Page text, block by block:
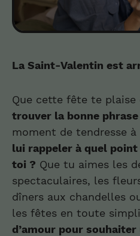
La Saint-Valentin est
Que cette fête te
trouver la bonne phrase
moment de tendresse à
lui rappeler à quel
toi ? Que tu aimes les
spectaculaires, les
dîners aux chandelles
les fêtes en toute
d’amour pour